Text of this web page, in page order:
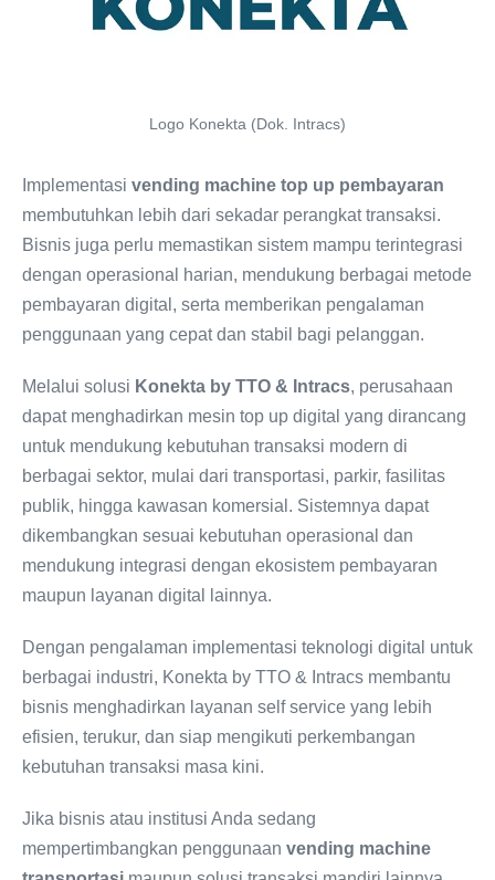
Logo Konekta (Dok. Intracs)
Implementasi vending machine top up pembayaran
membutuhkan lebih dari sekadar perangkat transaksi.
Bisnis juga perlu memastikan sistem mampu terintegrasi
dengan operasional harian, mendukung berbagai metode
pembayaran digital, serta memberikan pengalaman
penggunaan yang cepat dan stabil bagi pelanggan.
Melalui solusi Konekta by TTO & Intracs, perusahaan
dapat menghadirkan mesin top up digital yang dirancang
untuk mendukung kebutuhan transaksi modern di
berbagai sektor, mulai dari transportasi, parkir, fasilitas
publik, hingga kawasan komersial. Sistemnya dapat
dikembangkan sesuai kebutuhan operasional dan
mendukung integrasi dengan ekosistem pembayaran
maupun layanan digital lainnya.
Dengan pengalaman implementasi teknologi digital untuk
berbagai industri, Konekta by TTO & Intracs membantu
bisnis menghadirkan layanan self service yang lebih
efisien, terukur, dan siap mengikuti perkembangan
kebutuhan transaksi masa kini.
Jika bisnis atau institusi Anda sedang
mempertimbangkan penggunaan vending machine